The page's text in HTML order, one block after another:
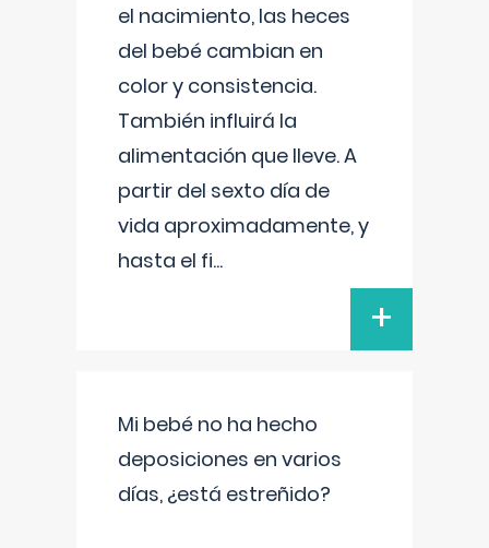
el nacimiento, las heces
del bebé cambian en
color y consistencia.
También influirá la
alimentación que lleve. A
partir del sexto día de
vida aproximadamente, y
hasta el fi...
+
Mi bebé no ha hecho
deposiciones en varios
días, ¿está estreñido?